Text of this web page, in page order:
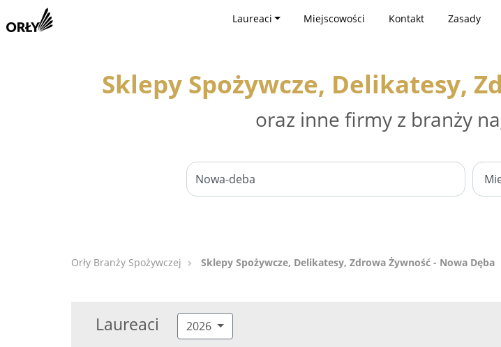
Laureaci Miejscowości Kontakt Zasady
Sklepy Spożywcze, Delikatesy,
oraz inne firmy z branży
Orły Branży Spożywczej Sklepy Spożywcze, Delikatesy, Zdrowa Żywność - Nowa Dęba
Laureaci 2026